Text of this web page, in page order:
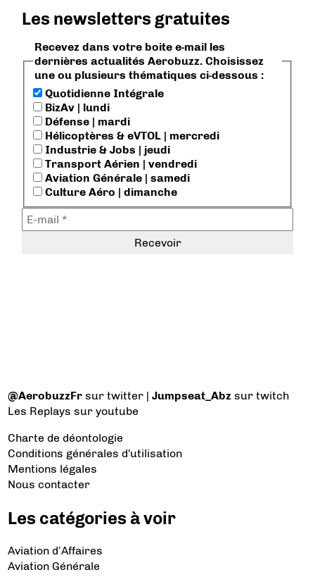
Les newsletters gratuites
Recevez dans votre boite e-mail les
dernières actualités Aerobuzz. Choisissez
une ou plusieurs thématiques ci-dessous :
Quotidienne Intégrale
BizAv | lundi
Défense | mardi
Hélicoptères & eVTOL | mercredi
Industrie & Jobs | jeudi
Transport Aérien | vendredi
Aviation Générale | samedi
Culture Aéro | dimanche
@AerobuzzFr sur twitter |Jumpseat_Abz sur twitch
Les Replays sur youtube
Charte de déontologie
Conditions générales d'utilisation
Mentions légales
Nous contacter
Les catégories à voir
Aviation d’Affaires
Aviation Générale